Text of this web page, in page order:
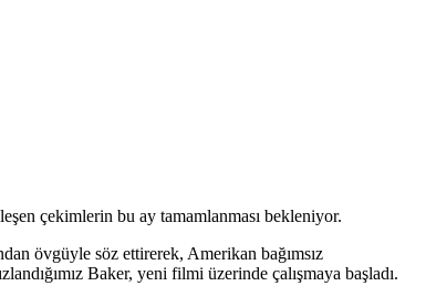
çekimlerin bu ay tamamlanması bekleniyor.
övgüyle söz ettirerek, Amerikan bağımsız
Baker, yeni filmi üzerinde çalışmaya başladı.